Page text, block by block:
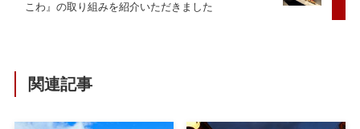
こわ』の取り組みを紹介いただきました
関連記事